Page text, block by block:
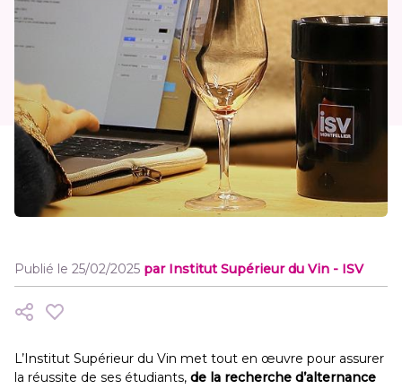
Publié le 25/02/2025 par Institut Supérieur du Vin - ISV
L’Institut Supérieur du Vin met tout en œuvre pour assurer
la réussite de ses étudiants, de la recherche d’alternance